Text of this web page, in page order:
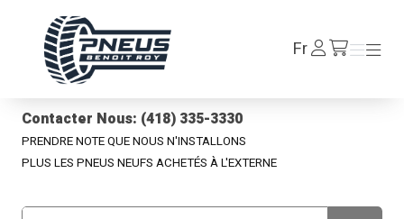
FrSe
connecter/fr/cart
Menu
Menu
Contacter Nous: (418) 335-3330
PRENDRE NOTE QUE NOUS N'INSTALLONS
PLUS LES PNEUS NEUFS ACHETÉS À L'EXTERNE